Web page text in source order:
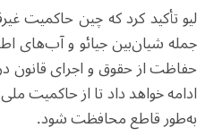
لیو تأکید کرد که چین حاکمیت
جمله شیان‌بین جیائو و آب‌های
حفاظت از حقوق و اجرای
ادامه خواهد داد تا از حاکمیت
به‌طور قاطع محافظت شود.